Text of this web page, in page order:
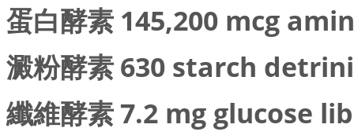
蛋白酵素 145,200 mcg
澱粉酵素630 starch
纖維酵素7.2 mg glucose